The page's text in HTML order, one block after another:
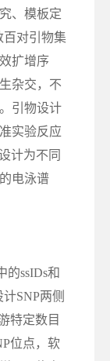
、模板定
百对引物集
扩增序
杂交，不
引物设计
实验反应
计为不同
电泳谱
的ssIDs和
SNP两侧
特定数目
位点，软